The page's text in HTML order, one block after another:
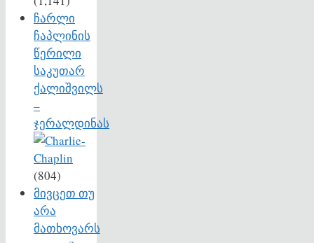
ჩარლი
ჩაპლინის
წერილი
საკუთარ
ქალიშვილს
–
ჯერალდინას
(804)
მივცეთ თუ
არა
მათხოვარს